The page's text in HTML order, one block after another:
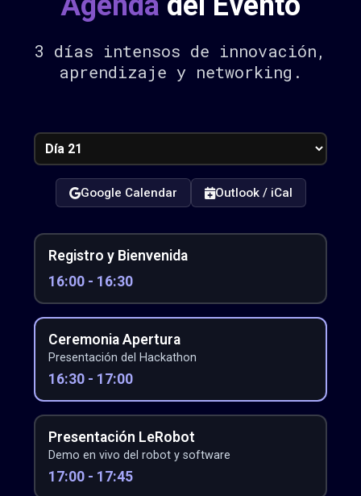
3 días intensos de innovación,
aprendizaje y networking.
Google Calendar Outlook / iCal
Registro y Bienvenida
16:00 - 16:30
Ceremonia Apertura
Presentación del Hackathon
16:30 - 17:00
Presentación LeRobot
Demo en vivo del robot y software
17:00 - 17:45